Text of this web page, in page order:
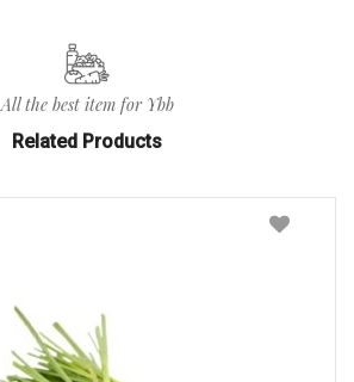
All the best item for Ybb
Related Products